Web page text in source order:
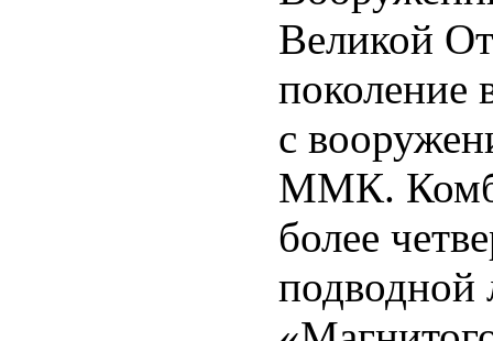
Великой
поколение
с
ММК.
более
подводной